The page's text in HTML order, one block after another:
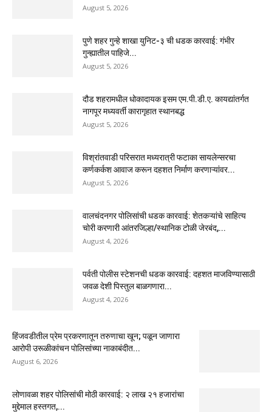
August 5, 2026
पुणे शहर गुन्हे शाखा युनिट-३ ची धडक कारवाई: गंभीर
गुन्ह्यातील पाहिजे...
August 5, 2026
दौड शहरामधील धोकादायक इसम एम.पी.डी.ए. कायद्यांतर्गत
नागपूर मध्यवर्ती कारागृहात स्थानबद्ध
August 5, 2026
विश्रांतवाडी परिसरात मध्यरात्री फटाका सायलेन्सरचा
कर्णकर्कश आवाज करून दहशत निर्माण करणाऱ्यांवर...
August 5, 2026
वालचंदनगर पोलिसांची धडक कारवाई: शेतकऱ्यांचे साहित्य
चोरी करणारी आंतरजिल्हा/स्थानिक टोळी जेरबंद,...
August 4, 2026
पर्वती पोलीस स्टेशनची धडक कारवाई: दहशत माजविण्यासाठी
जवळ देशी पिस्तुल बाळगणारा...
August 4, 2026
हिंजवडीतील प्रेम प्रकरणातून तरुणाचा खून; पळून जाणारा
आरोपी उरूळीकांचन पोलिसांच्या नाकाबंदीत...
August 6, 2026
लोणावळा शहर पोलिसांची मोठी कारवाई: २ लाख २१ हजारांचा
मुद्देमाल हस्तगत,...